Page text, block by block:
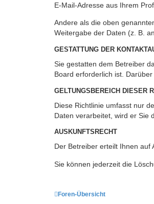
E-Mail-Adresse aus Ihrem
Andere als die oben
Weitergabe der Daten (z. B.
GESTATTUNG DER
Sie gestatten dem Betreiber
Board erforderlich ist.
GELTUNGSBEREICH DIESER
Diese Richtlinie umfasst nur
Daten verarbeitet, wird er Sie
AUSKUNFTSRECHT
Der Betreiber erteilt Ihnen auf
Sie können jederzeit die
Foren-Übersicht